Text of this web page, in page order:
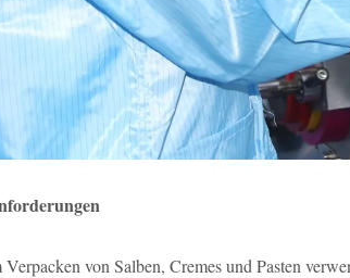
von Salben, Cremes und Pasten